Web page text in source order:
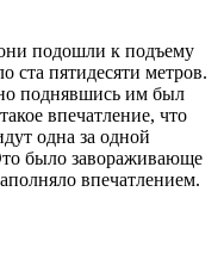
подошли к подъему
ста пятидесяти метров.
поднявшись им был
впечатление, что
одна за одной
было завораживающе
впечатлением.